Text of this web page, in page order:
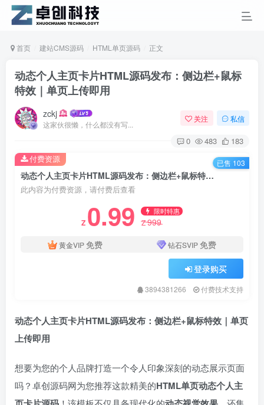
首页 建站CMS源码 HTML单页源码 正文
动态个人主页卡片HTML源码发布：侧边栏+鼠标
特效｜单页上传即用
zckj
这家伙很懒，什么都没有写...
关注 私信
0 483 183
动态个人主页卡片HTML源码发布：侧边栏+鼠标特效｜单页上传即用
此内容为付费资源，请付费后查看
Z 0.99 限时特惠
Z999
黄金VIP免费 钻石SVIP免费
登录购买
3894381266 付费技术支持
付费资源 已售 103
动态个人主页卡片HTML源码发布：侧边栏+鼠标特效｜单页
上传即用
想要为您的个人品牌打造一个令人印象深刻的动态展示页面
吗？卓创源码网为您推荐这款精美的HTML单页动态个人主